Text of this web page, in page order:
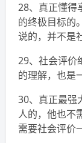
28、真正懂得
的终极目标的
说的，并不是
29、社会评价
的理解，也是
30、真正最强
人的，他也不
需要社会评价